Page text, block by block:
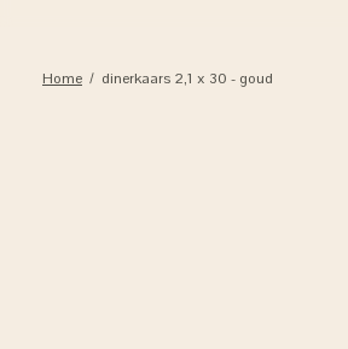
Home / dinerkaars 2,1 x 30 - goud